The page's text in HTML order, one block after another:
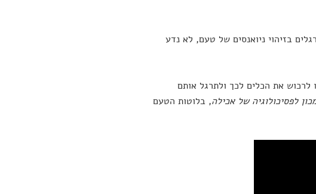
בזיהוי ניואנסים של טעם, לא נדע
לרכוש את הכלים לכך ולתרגל אותם
לפסיכולוגיה של אכילה, בלוטות הטעם